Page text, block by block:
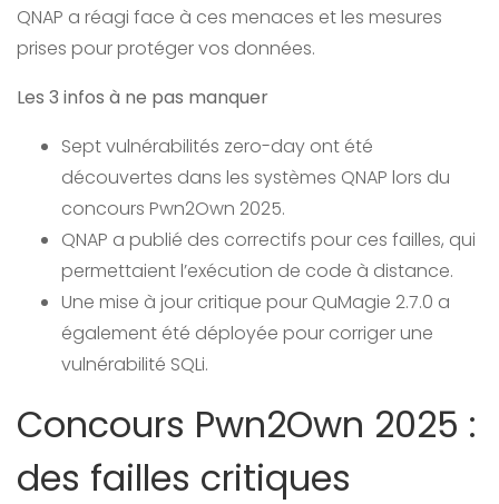
QNAP a réagi face à ces menaces et les mesures
prises pour protéger vos données.
Les 3 infos à ne pas manquer
Sept vulnérabilités zero-day ont été
découvertes dans les systèmes QNAP lors du
concours Pwn2Own 2025.
QNAP a publié des correctifs pour ces failles, qui
permettaient l’exécution de code à distance.
Une mise à jour critique pour QuMagie 2.7.0 a
également été déployée pour corriger une
vulnérabilité SQLi.
Concours Pwn2Own 2025 :
des failles critiques